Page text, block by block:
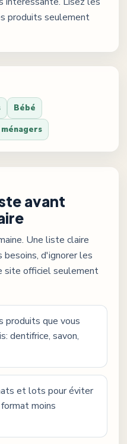
produits seulement
Bébé
avant
Une liste claire
d'ignorer les
site officiel seulement
produits que vous
dentifrice, savon,
et lots pour éviter
moins